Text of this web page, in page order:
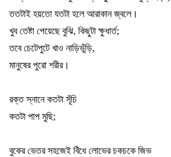
ততটাই হয়তো যতটা হলে আরাকান জ্বলে।
খুব তেষ্টা পেয়েছে বুঝি, কিছুটা ক্ষুধার্ত;
তবে চেটেপুটে খাও নাড়িভুঁড়ি,
মানুষের পুরো শরীর।
রক্ত স্নানে কতটা সূঁচি
কতটা পাপ মুছি;
বুকের ভেতর সহজেই বিঁধে লোভের চকচকে জিভ